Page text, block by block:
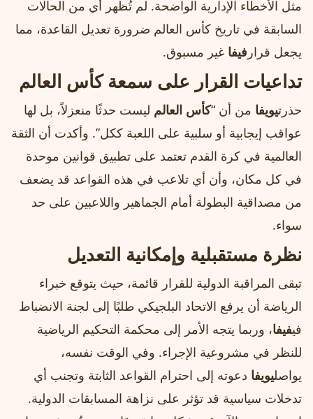
مثل الأخطاء الإدارية الواضحة. لم تُظهر أي من الحالات
السابقة في تاريخ كأس العالم ضرورة تعديل القاعدة، مما
يجعل قرار فيفا غير مسبوق.
تداعيات القرار على سمعة كأس العالم
حذرتيويفا من أن “كأس العالم ليست حدثًا منعزلاً، بل لها
عواقب إيجابية أو سلبية على اللعبة ككل”. وأكدت أن الثقة
العالمية في كرة القدم تعتمد على تطبيق قوانين موحدة
في كل مكان، وأن أي تلاعب في هذه القواعد قد يضعف
من مصداقية البطولة أمام الجماهير واللاعبين على حد
سواء.
نظرة مستقبلية وإمكانية التعديل
تبقى المراقبة الدولية للقرار قائمة، حيث يتوقع خبراء
الرياضة أن يرفع الاتحاد البلجيكي طلبًا إلى لجنة الانضباط
فيفيفا، وربما يتجه الأمر إلى محكمة التحكيم الرياضية
للنظر في مشروعية الإجراء. وفي الوقت نفسه،
يواصليويفا دعوته إلى احترام القواعد الثابتة وتجنب أي
تدخلات سياسية قد تؤثر على نزاهة المسابقات الدولية.